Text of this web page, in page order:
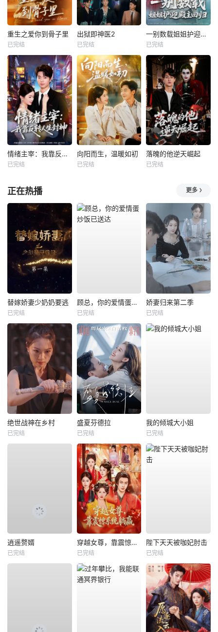
重生之爱你到骨子里
已完结
出狱即神医2
已完结
一别数载姐姐护迎殿主回归
已完结
情绪主宰：我靠反转人生封神
已完结
向阳而生，温暖如初
已完结
落魄的他逆天崛起
已完结
正在热播 更多
替嫁娇妻少奶奶要逃
已完结
顾总，你的爱情蛋炒饭已送达
已完结
娇妻归来第二季
已完结
绝世战神在乡村
已完结
盛夏芬德拉
已完结
我的倾城大小姐
已完结
逍遥赘婿
已完结
穿越女尊，靠震惊系统躺赢
已完结
陛下天天被咖妃肘击
已完结